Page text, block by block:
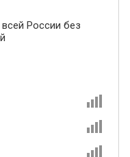
России без